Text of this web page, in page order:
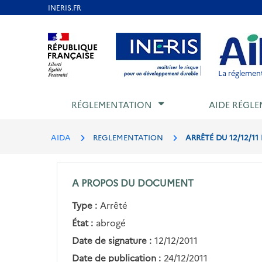
Aller au contenu Aller au menu Aller au
La
RÉGLEMENTATION AIDE
AIDA REGLEMENTATION ARRÊTÉ DU 12/12/
A PROPOS DU DOCUMENT
Type : Arrêté
État : abrogé
Date de signature : 12/12/2011
Date de publication : 24/12/2011